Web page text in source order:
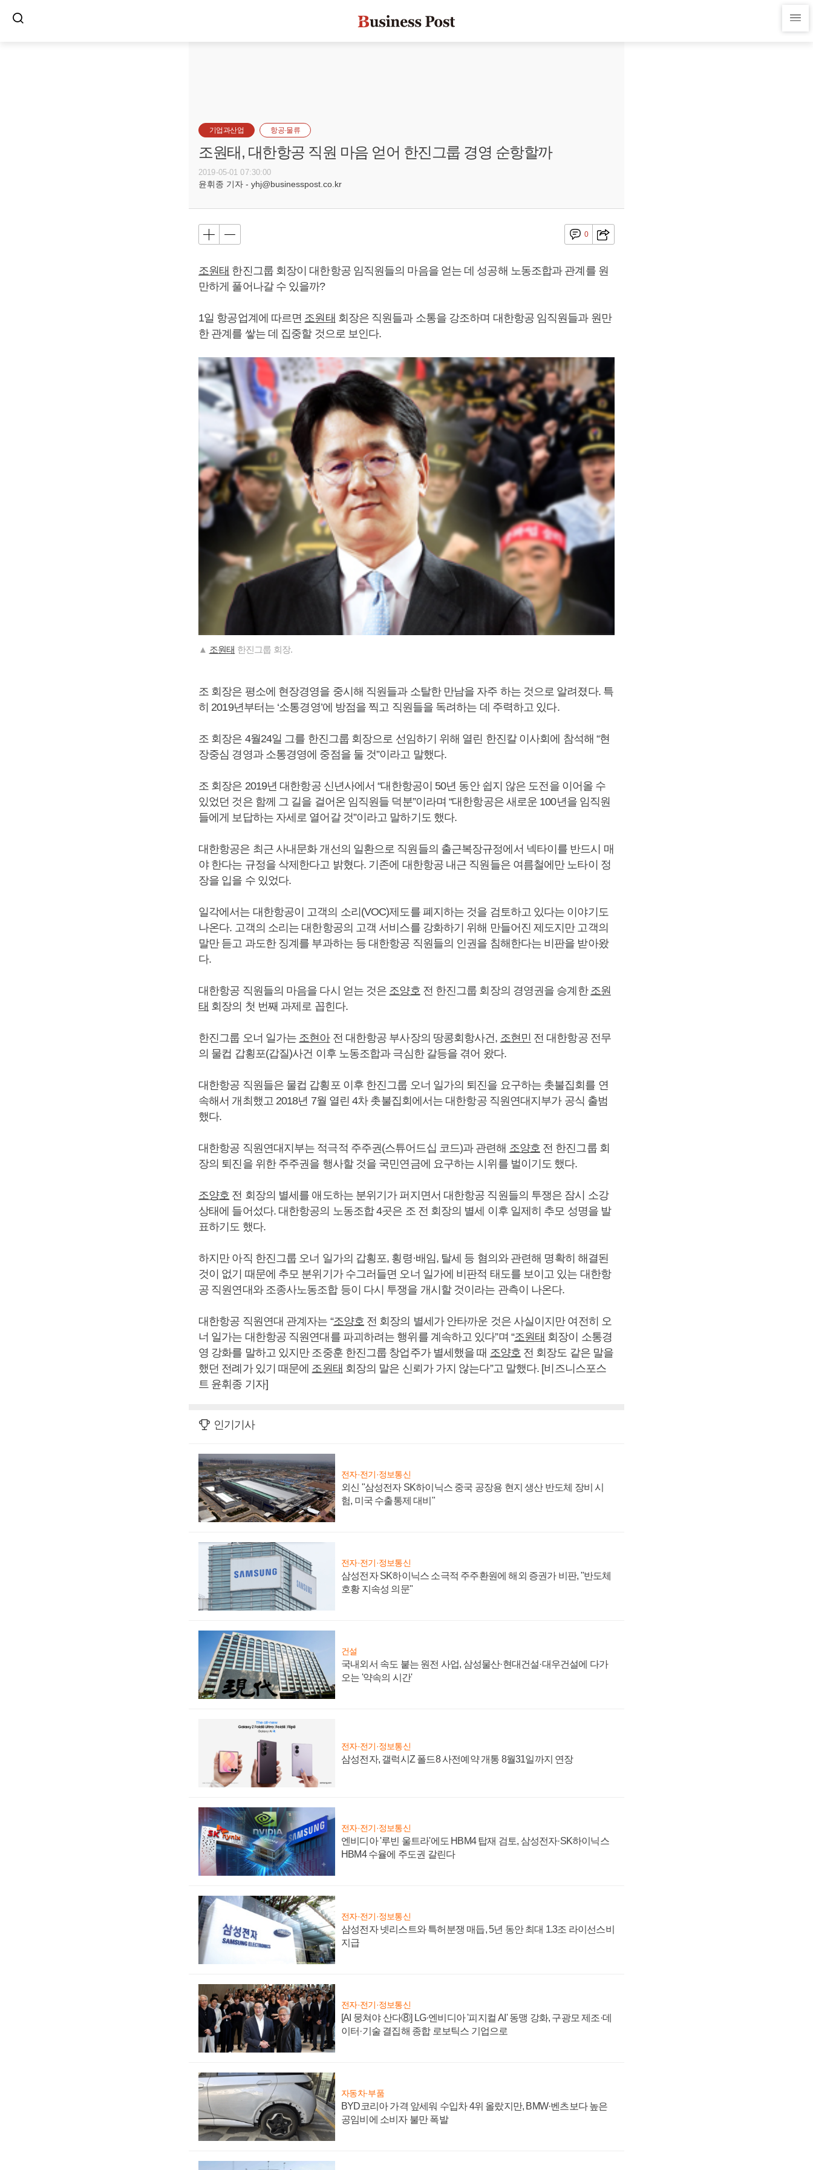
기업과산업 항공·물류
조원태, 대한항공 직원 마음 얻어 한진그룹 경영 순항할까
2019-05-01 07:30:00
윤휘종 기자 - yhj@businesspost.co.kr
0
조원태 한진그룹 회장이 대한항공 임직원들의 마음을 얻는 데 성공해 노동조합과 관계를 원
만하게 풀어나갈 수 있을까?
1일 항공업계에 따르면 조원태 회장은 직원들과 소통을 강조하며 대한항공 임직원들과 원만
한 관계를 쌓는 데 집중할 것으로 보인다.
▲ 조원태 한진그룹 회장.
조 회장은 평소에 현장경영을 중시해 직원들과 소탈한 만남을 자주 하는 것으로 알려졌다. 특
히 2019년부터는 ‘소통경영’에 방점을 찍고 직원들을 독려하는 데 주력하고 있다.
조 회장은 4월24일 그를 한진그룹 회장으로 선임하기 위해 열린 한진칼 이사회에 참석해 “현
장중심 경영과 소통경영에 중점을 둘 것”이라고 말했다.
조 회장은 2019년 대한항공 신년사에서 “대한항공이 50년 동안 쉽지 않은 도전을 이어올 수
있었던 것은 함께 그 길을 걸어온 임직원들 덕분”이라며 “대한항공은 새로운 100년을 임직원
들에게 보답하는 자세로 열어갈 것”이라고 말하기도 했다.
대한항공은 최근 사내문화 개선의 일환으로 직원들의 출근복장규정에서 넥타이를 반드시 매
야 한다는 규정을 삭제한다고 밝혔다. 기존에 대한항공 내근 직원들은 여름철에만 노타이 정
장을 입을 수 있었다.
일각에서는 대한항공이 고객의 소리(VOC)제도를 폐지하는 것을 검토하고 있다는 이야기도
나온다. 고객의 소리는 대한항공의 고객 서비스를 강화하기 위해 만들어진 제도지만 고객의
말만 듣고 과도한 징계를 부과하는 등 대한항공 직원들의 인권을 침해한다는 비판을 받아왔
다.
대한항공 직원들의 마음을 다시 얻는 것은 조양호 전 한진그룹 회장의 경영권을 승계한 조원
태 회장의 첫 번째 과제로 꼽힌다.
한진그룹 오너 일가는 조현아전 대한항공 부사장의 땅콩회항사건, 조현민 전 대한항공 전무
의 물컵 갑횡포(갑질)사건 이후 노동조합과 극심한 갈등을 겪어 왔다.
대한항공 직원들은 물컵 갑횡포 이후 한진그룹 오너 일가의 퇴진을 요구하는 촛불집회를 연
속해서 개최했고 2018년 7월 열린 4차 촛불집회에서는 대한항공 직원연대지부가 공식 출범
했다.
대한항공 직원연대지부는 적극적 주주권(스튜어드십 코드)과 관련해 조양호 전 한진그룹 회
장의 퇴진을 위한 주주권을 행사할 것을 국민연금에 요구하는 시위를 벌이기도 했다.
조양호 전 회장의 별세를 애도하는 분위기가 퍼지면서 대한항공 직원들의 투쟁은 잠시 소강
상태에 들어섰다. 대한항공의 노동조합 4곳은 조 전 회장의 별세 이후 일제히 추모 성명을 발
표하기도 했다.
하지만 아직 한진그룹 오너 일가의 갑횡포, 횡령·배임, 탈세 등 혐의와 관련해 명확히 해결된
것이 없기 때문에 추모 분위기가 수그러들면 오너 일가에 비판적 태도를 보이고 있는 대한항
공 직원연대와 조종사노동조합 등이 다시 투쟁을 개시할 것이라는 관측이 나온다.
대한항공 직원연대 관계자는 “조양호 전 회장의 별세가 안타까운 것은 사실이지만 여전히 오
너 일가는 대한항공 직원연대를 파괴하려는 행위를 계속하고 있다”며 “조원태 회장이 소통경
영 강화를 말하고 있지만 조중훈 한진그룹 창업주가 별세했을 때 조양호 전 회장도 같은 말을
했던 전례가 있기 때문에 조원태 회장의 말은 신뢰가 가지 않는다”고 말했다. [비즈니스포스
트 윤휘종 기자]
인기기사
전자·전기·정보통신
외신 "삼성전자 SK하이닉스 중국 공장용 현지 생산 반도체 장비 시
험, 미국 수출통제 대비"
전자·전기·정보통신
삼성전자 SK하이닉스 소극적 주주환원에 해외 증권가 비판, "반도체
호황 지속성 의문"
건설
국내외서 속도 붙는 원전 사업, 삼성물산·현대건설·대우건설에 다가
오는 '약속의 시간'
전자·전기·정보통신
삼성전자, 갤럭시Z 폴드8 사전예약 개통 8월31일까지 연장
전자·전기·정보통신
엔비디아 '루빈 울트라'에도 HBM4 탑재 검토, 삼성전자·SK하이닉스
HBM4 수율에 주도권 갈린다
전자·전기·정보통신
삼성전자 넷리스트와 특허분쟁 매듭, 5년 동안 최대 1.3조 라이선스비
지급
전자·전기·정보통신
[AI 뭉쳐야 산다⑧] LG·엔비디아 '피지컬 AI' 동맹 강화, 구광모 제조·데
이터·기술 결집해 종합 로보틱스 기업으로
자동차·부품
BYD코리아 가격 앞세워 수입차 4위 올랐지만, BMW·벤츠보다 높은
공임비에 소비자 불만 폭발